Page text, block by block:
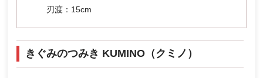
刃渡：15cm
きぐみのつみき KUMINO（クミノ）